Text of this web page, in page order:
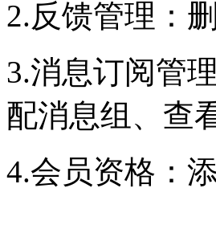
2.反馈管理
3.消息订阅管
配消息组、
4.会员资格